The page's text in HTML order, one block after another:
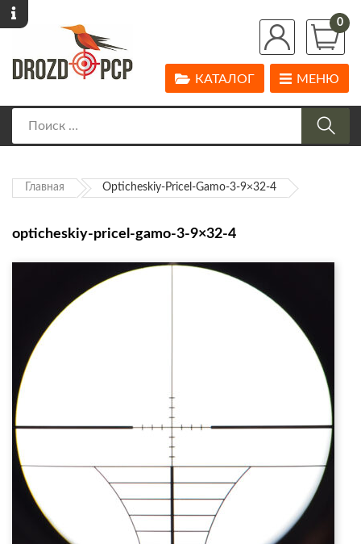
0
МЕНЮ
КАТАЛОГ
Главная Opticheskiy-Pricel-Gamo-3-9×32-4
opticheskiy-pricel-gamo-3-9×32-4